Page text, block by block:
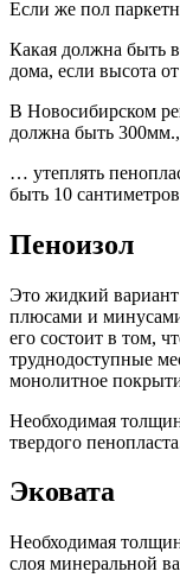
Если же пол
Какая должна быть
дома, если высота
В Новосибирском
должна быть
… утеплять
быть 10
Пеноизол
Это жидкий вариант
плюсами и
его состоит в том,
труднодоступные
монолитное
Необходимая
твердого
Эковата
Необходимая
слоя минеральной